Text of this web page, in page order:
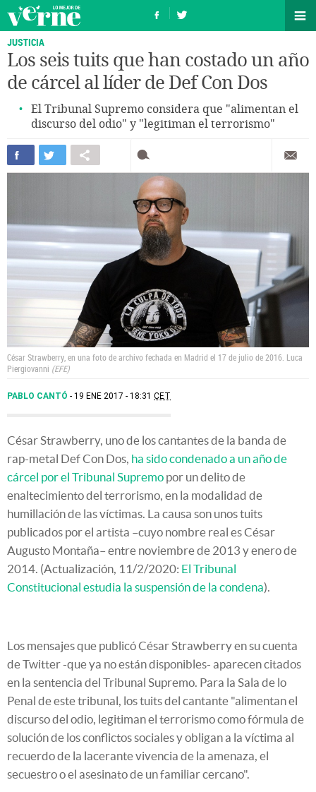
JUSTICIA
Los seis tuits que han costado un año
de cárcel al líder de Def Con Dos
El Tribunal Supremo considera que "alimentan el
discurso del odio" y "legitiman el terrorismo"
César Strawberry, en una foto de archivo fechada en Madrid el 17 de julio de 2016. Luca
Piergiovanni EFE
PABLO CANTÓ 19 ENE 2017 - 18:31 CET
César Strawberry, uno de los cantantes de la banda de
rap-metal Def Con Dos, ha sido condenado a un año de
cárcel por el Tribunal Supremo por un delito de
enaltecimiento del terrorismo, en la modalidad de
humillación de las víctimas. La causa son unos tuits
publicados por el artista –cuyo nombre real es César
Augusto Montaña– entre noviembre de 2013 y enero de
2014. (Actualización, 11/2/2020: El Tribunal
Constitucional estudia la suspensión de la condena).
Los mensajes que publicó César Strawberry en su cuenta
de Twitter -que ya no están disponibles- aparecen citados
en la sentencia del Tribunal Supremo. Para la Sala de lo
Penal de este tribunal, los tuits del cantante "alimentan el
discurso del odio, legitiman el terrorismo como fórmula de
solución de los conflictos sociales y obligan a la víctima al
recuerdo de la lacerante vivencia de la amenaza, el
secuestro o el asesinato de un familiar cercano".